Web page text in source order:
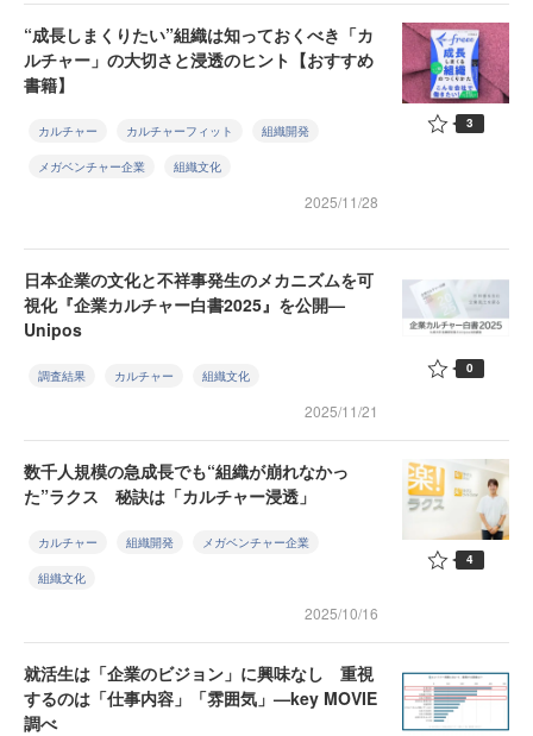
“成長しまくりたい”組織は知っておくべき「カ
ルチャー」の大切さと浸透のヒント【おすすめ
書籍】
カルチャー カルチャーフィット 組織開発
メガベンチャー企業 組織文化
2025/11/28
3
日本企業の文化と不祥事発生のメカニズムを可
視化『企業カルチャー白書2025』を公開—
Unipos
調査結果 カルチャー 組織文化
2025/11/21
0
数千人規模の急成長でも“組織が崩れなかっ
た”ラクス 秘訣は「カルチャー浸透」
カルチャー 組織開発 メガベンチャー企業
組織文化
2025/10/16
4
就活生は「企業のビジョン」に興味なし 重視
するのは「仕事内容」「雰囲気」—key MOVIE
調べ